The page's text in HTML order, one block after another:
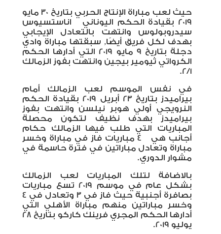
حيث لعب مباراة الإنتاج الحربي بتاريخ 30 مايو
2019 بقيادة الحكم اليوناني
اناستسيوس
سيدروبولوس وانتهت بالتعادل الإيجابي
بهدف لكل فريق أيضًا, سبقتها مباراة وادي
دجلة بتاريخ 9 مايو 2019 التي أدارها الحكم
الكرواتي ثيومير بيجين وانتهت بفوز الزمالك
2/1.
في نفس الموسم لعب الزمالك أمام
بيراميدز بتاريخ 23 أبريل 2019 بقيادة الحكم
النرويجي أولي هوبر نيلسن وانتهت بفوز
بيراميدز بهدف نظيف لتكون محصلة
المباريات التي طلب فيها الزمالك حكام
أجانب هي
4 مباريات فاز في مباراة وخسر
مباراة وتعادل مباراتين في فترة حاسمة في
مشوار الدوري.
بالاضافة لتلك المباريات لعب الزمالك
بشكل عام في موسم 2019 تسع مباريات
بصافرة أجنبية حيث فاز في 3 وتعادل في 4
وخسر مباراتين منهم مباراة الأهلي التي
أدارها الحكم المجري فرينك كاركو بتاريخ 28
يوليو 2019.